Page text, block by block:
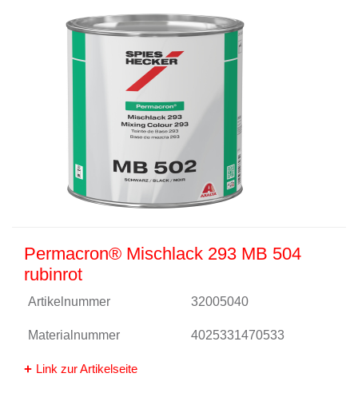
Permacron® Mischlack 293 MB 504
rubinrot
Artikelnummer 32005040
Materialnummer 4025331470533
Link zur Artikelseite